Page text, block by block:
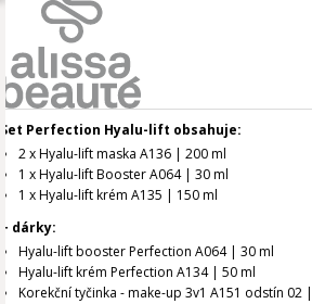
Set Perfection Hyalu-lift obsahuje:
2 x Hyalu-lift maska A136 | 200 ml
1 x Hyalu-lift Booster A064 | 30 ml
1 x Hyalu-lift krém A135 | 150 ml
+ dárky:
Hyalu-lift booster Perfection A064 | 30 ml
Hyalu-lift krém Perfection A134 | 50 ml
Korekční tyčinka - make-up 3v1 A151 odstín 02